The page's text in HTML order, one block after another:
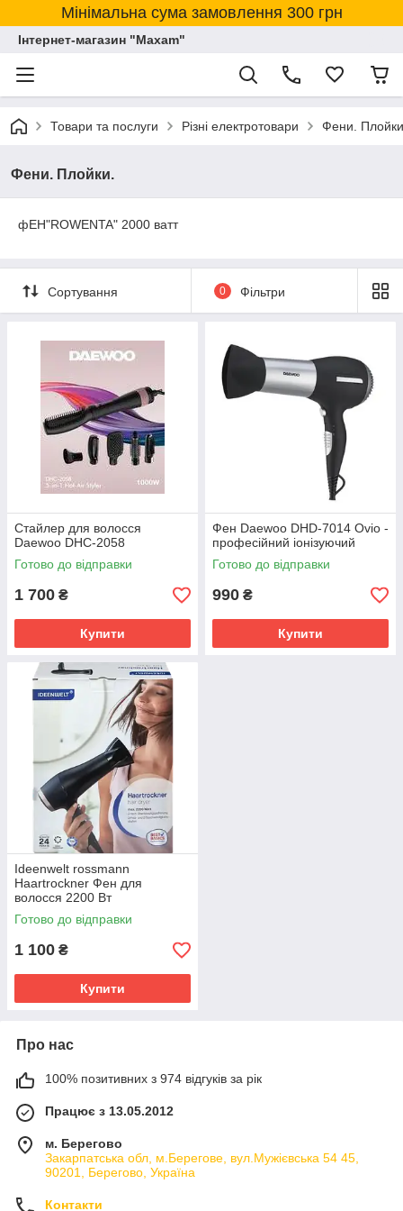
Мінімальна сума замовлення 300 грн
Інтернет-магазин "Maxam"
Товари та послуги Різні електротовари Фени.
Фени. Плойки.
фЕН"ROWENTA" 2000 ватт
Сортування 0 Фільтри
Стайлер для волосся
Daewoo DHC-2058
Готово до відправки
1 700 ₴
Купити
Фен Daewoo DHD-7014 Ovio -
професійний іонізуючий
Готово до відправки
990 ₴
Купити
Ideenwelt rossmann
Haartrockner Фен для
волосся 2200 Вт
Готово до відправки
1 100 ₴
Купити
Про нас
100% позитивних з 974 відгуків за рік
Працює з 13.05.2012
м. Берегово
Закарпатська обл, м.Берегове, вул.Мужієвська 54 45,
90201, Берегово, Україна
Контакти